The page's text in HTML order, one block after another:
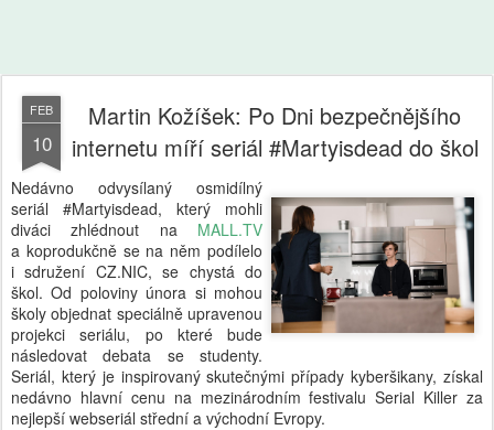
FEB
10
Martin Kožíšek: Po Dni bezpečnějšího
internetu míří seriál #Martyisdead do škol
Nedávno odvysílaný osmidílný
seriál #Martyisdead, který mohli
diváci zhlédnout na MALL.TV
a koprodukčně se na něm podílelo
i sdružení CZ.NIC, se chystá do
škol. Od poloviny února si mohou
školy objednat speciálně upravenou
projekci seriálu, po které bude
následovat debata se studenty.
Seriál, který je inspirovaný skutečnými případy kyberšikany, získal
nedávno hlavní cenu na mezinárodním festivalu Serial Killer za
nejlepší webseriál střední a východní Evropy.